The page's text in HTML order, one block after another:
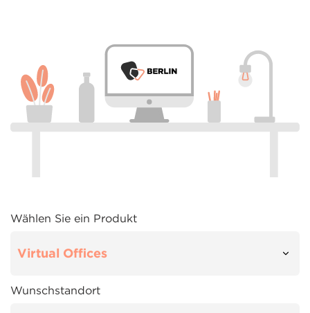
Wählen Sie ein Produkt
Wunschstandort